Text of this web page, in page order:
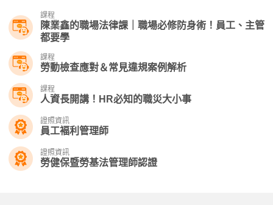
課程
陳業鑫的職場法律課｜職場必修防身術！員工、主管
都要學
課程
勞動檢查應對＆常見違規案例解析
課程
人資長開講！HR必知的職災大小事
證照資訊
員工褔利管理師
證照資訊
勞健保暨勞基法管理師認證